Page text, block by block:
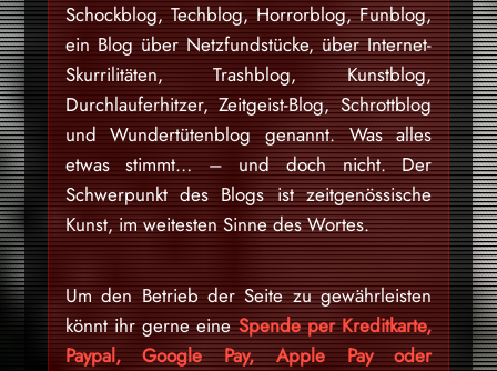
Schockblog, Techblog, Horrorblog, Funblog,
ein Blog über Netzfundstücke, über Internet-
Skurrilitäten, Trashblog, Kunstblog,
Durchlauferhitzer, Zeitgeist-Blog, Schrottblog
und Wundertütenblog genannt. Was alles
etwas stimmt… – und doch nicht. Der
Schwerpunkt des Blogs ist zeitgenössische
Kunst, im weitesten Sinne des Wortes.
Um den Betrieb der Seite zu gewährleisten
könnt ihr gerne eineSpende per Kreditkarte,
Paypal, Google Pay, Apple Pay oder